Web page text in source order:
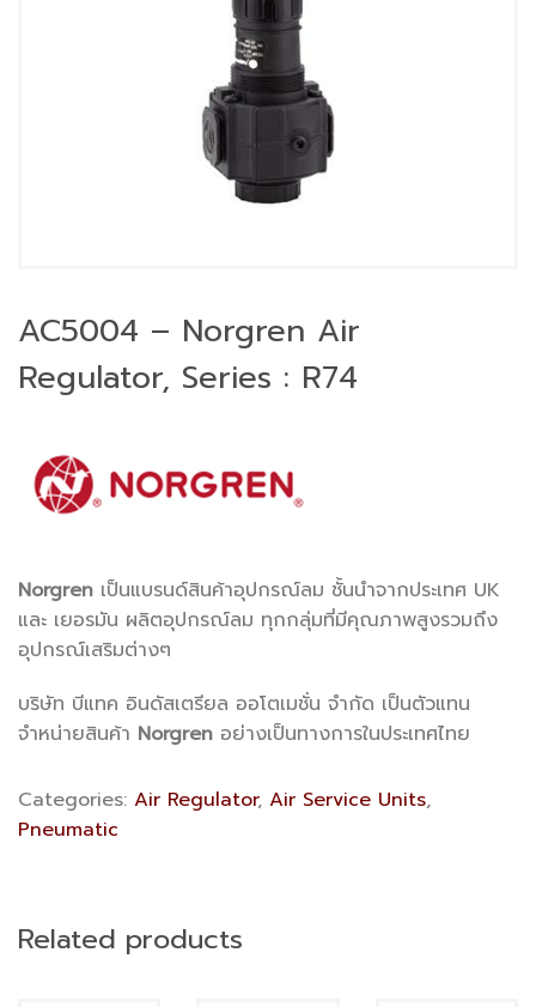
AC5004 – Norgren Air
Regulator, Series : R74
Norgren เป็นแบรนด์สินค้าอุปกรณ์ลม ชั้นนำจากประเทศ UK
และ เยอรมัน ผลิตอุปกรณ์ลม ทุกกลุ่มที่มีคุณภาพสูงรวมถึง
อุปกรณ์เสริมต่างๆ
บริษัท บีแทค อินดัสเตรียล ออโตเมชั่น จำกัด เป็นตัวแทน
จำหน่ายสินค้า Norgren อย่างเป็นทางการในประเทศไทย
Categories: Air Regulator, Air Service Units,
Pneumatic
Related products